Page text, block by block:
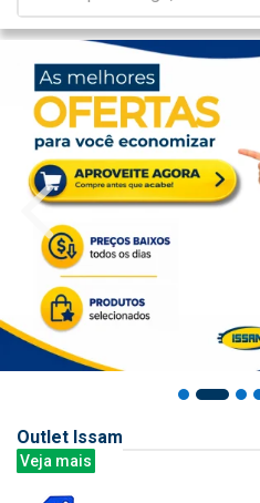
Outlet Issam
Veja mais